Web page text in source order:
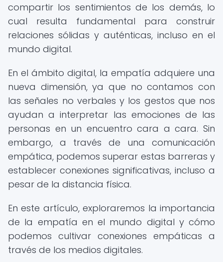
compartir los sentimientos de los demás, lo
cual resulta fundamental para construir
relaciones sólidas y auténticas, incluso en el
mundo digital.
En el ámbito digital, la empatía adquiere una
nueva dimensión, ya que no contamos con
las señales no verbales y los gestos que nos
ayudan a interpretar las emociones de las
personas en un encuentro cara a cara. Sin
embargo, a través de una comunicación
empática, podemos superar estas barreras y
establecer conexiones significativas, incluso a
pesar de la distancia física.
En este artículo, exploraremos la importancia
de la empatía en el mundo digital y cómo
podemos cultivar conexiones empáticas a
través de los medios digitales.